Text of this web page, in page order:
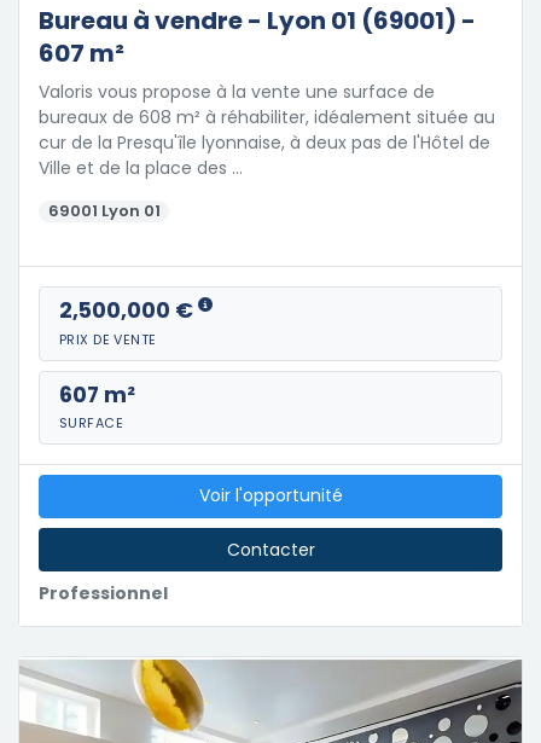
Bureau à vendre - Lyon 01 (69001) -
607 m²
Valoris vous propose à la vente une surface de
bureaux de 608 m² à réhabiliter, idéalement située au
cur de la Presqu'île lyonnaise, à deux pas de l'Hôtel de
Ville et de la place des …
69001 Lyon 01
2,500,000 €
PRIX DE VENTE
607 m²
SURFACE
Professionnel
Voir l'opportunité
Contacter